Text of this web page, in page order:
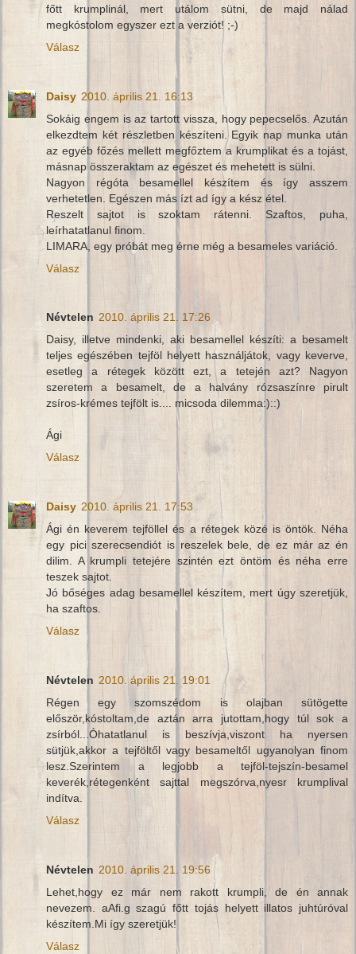
főtt krumplinál, mert utálom sütni, de majd nálad
megkóstolom egyszer ezt a verziót! ;-)
Válasz
Daisy 2010. április 21. 16:13
Sokáig engem is az tartott vissza, hogy pepecselős. Azután
elkezdtem két részletben készíteni. Egyik nap munka után
az egyéb főzés mellett megfőztem a krumplikat és a tojást,
másnap összeraktam az egészet és mehetett is sülni.
Nagyon régóta besamellel készítem és így asszem
verhetetlen. Egészen más ízt ad így a kész étel.
Reszelt sajtot is szoktam rátenni. Szaftos, puha,
leírhatatlanul finom.
LIMARA, egy próbát meg érne még a besameles variáció.
Válasz
Névtelen 2010. április 21. 17:26
Daisy, illetve mindenki, aki besamellel készíti: a besamelt
teljes egészében tejföl helyett használjátok, vagy keverve,
esetleg a rétegek között ezt, a tetején azt? Nagyon
szeretem a besamelt, de a halvány rózsaszínre pirult
zsíros-krémes tejfölt is.... micsoda dilemma:)::)
Ági
Válasz
Daisy 2010. április 21. 17:53
Ági én keverem tejföllel és a rétegek közé is öntök. Néha
egy pici szerecsendiót is reszelek bele, de ez már az én
dilim. A krumpli tetejére szintén ezt öntöm és néha erre
teszek sajtot.
Jó bőséges adag besamellel készítem, mert úgy szeretjük,
ha szaftos.
Válasz
Névtelen 2010. április 21. 19:01
Régen egy szomszédom is olajban sütögette
először,kóstoltam,de aztán arra jutottam,hogy túl sok a
zsírból...Óhatatlanul is beszívja,viszont ha nyersen
sütjük,akkor a tejföltől vagy besameltől ugyanolyan finom
lesz.Szerintem a legjobb a tejföl-tejszín-besamel
keverék,rétegenként sajttal megszórva,nyesr krumplival
indítva.
Válasz
Névtelen 2010. április 21. 19:56
Lehet,hogy ez már nem rakott krumpli, de én annak
nevezem. aAfi.g szagú főtt tojás helyett illatos juhtúróval
készítem.Mi így szeretjük!
Válasz